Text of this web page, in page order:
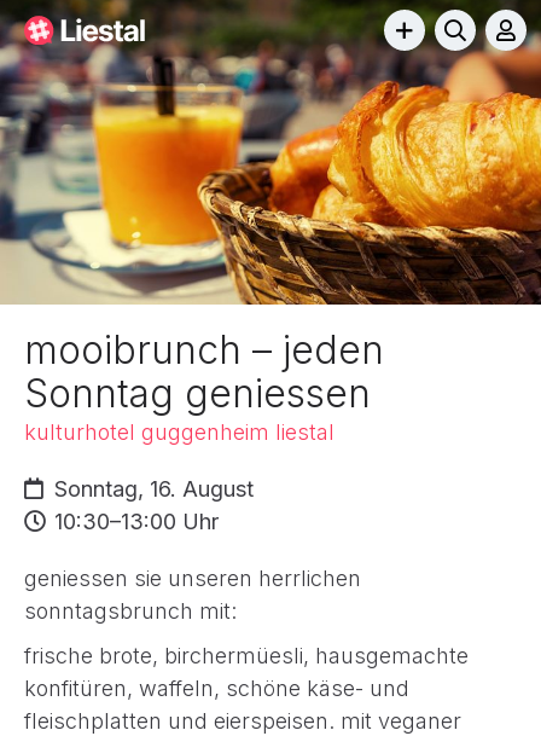
mooibrunch – jeden
Sonntag geniessen
kulturhotel guggenheim liestal
Sonntag, 16. August
10:30–13:00 Uhr
geniessen sie unseren herrlichen
sonntagsbrunch mit:
frische brote, birchermüesli, hausgemachte
konfitüren, waffeln, schöne käse- und
fleischplatten und eierspeisen. mit veganer